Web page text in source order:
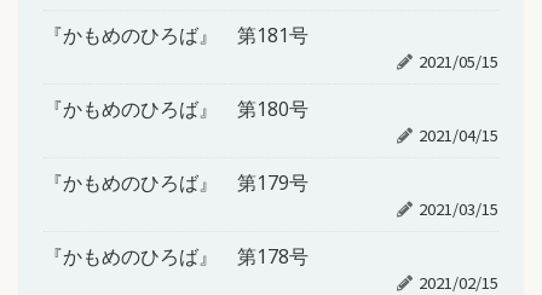
『かもめのひろば』 第181号
2021/05/15
『かもめのひろば』 第180号
2021/04/15
『かもめのひろば』 第179号
2021/03/15
『かもめのひろば』 第178号
2021/02/15